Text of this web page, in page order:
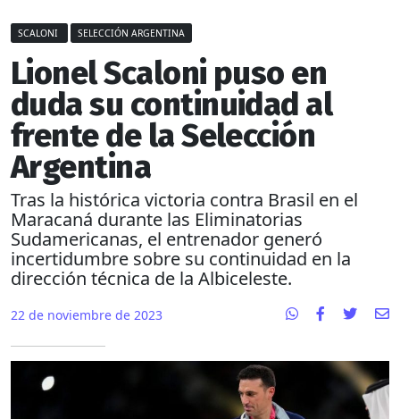
SCALONI SELECCIÓN ARGENTINA
Lionel Scaloni puso en
duda su continuidad al
frente de la Selección
Argentina
Tras la histórica victoria contra Brasil en el
Maracaná durante las Eliminatorias
Sudamericanas, el entrenador generó
incertidumbre sobre su continuidad en la
dirección técnica de la Albiceleste.
22 de noviembre de 2023